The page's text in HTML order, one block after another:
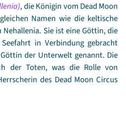
, die Königin vom Dead Moon
Namen wie die keltische
Sie ist eine Göttin, die
in Verbindung gebracht
der Unterwelt genannt. Die
der Toten, was die Rolle von
des Dead Moon Circus